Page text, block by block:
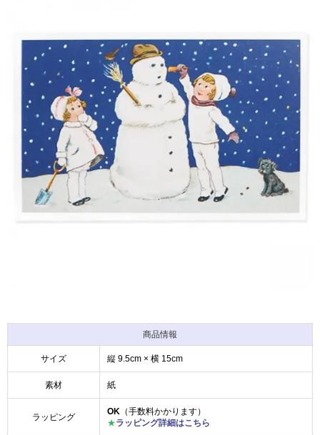
商品情報
サイズ 縦 9.5cm × 横 15cm
素材 紙
ラッピング
OK （手数料かかります）
★ラッピング詳細はこちら